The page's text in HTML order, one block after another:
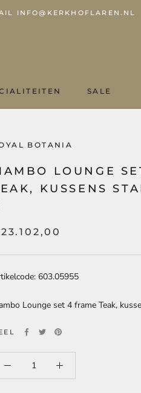
INFO@KERKHOFLAREN.NL
SALE
BOTANIA
LOUNGE
KUSSENS
603.05955
Lounge set 4 frame Teak,